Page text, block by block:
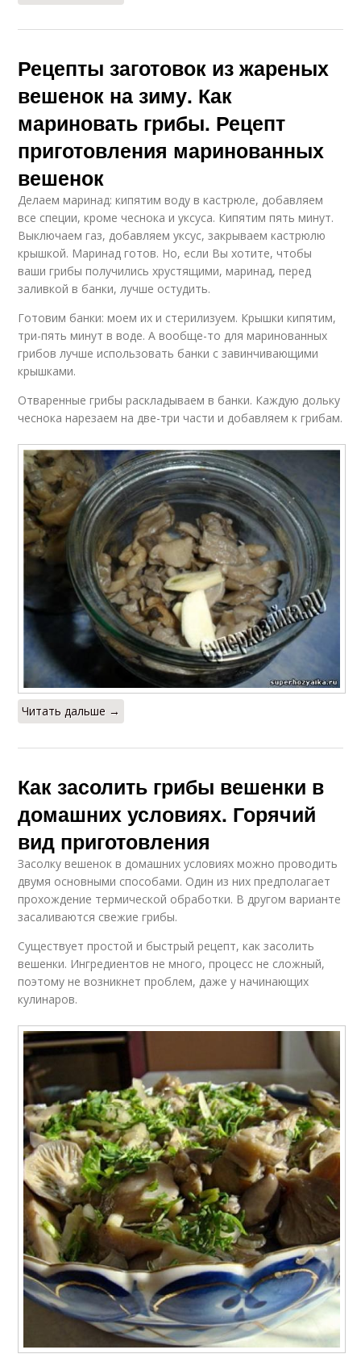
Рецепты заготовок из жареных
вешенок на зиму. Как
мариновать грибы. Рецепт
приготовления маринованных
вешенок
Делаем маринад: кипятим воду в кастрюле, добавляем
все специи, кроме чеснока и уксуса. Кипятим пять минут.
Выключаем газ, добавляем уксус, закрываем кастрюлю
крышкой. Маринад готов. Но, если Вы хотите, чтобы
ваши грибы получились хрустящими, маринад, перед
заливкой в банки, лучше остудить.
Готовим банки: моем их и стерилизуем. Крышки кипятим,
три-пять минут в воде. А вообще-то для маринованных
грибов лучше использовать банки с завинчивающими
крышками.
Отваренные грибы раскладываем в банки. Каждую дольку
чеснока нарезаем на две-три части и добавляем к грибам.
Читать дальше →
Как засолить грибы вешенки в
домашних условиях. Горячий
вид приготовления
Засолку вешенок в домашних условиях можно проводить
двумя основными способами. Один из них предполагает
прохождение термической обработки. В другом варианте
засаливаются свежие грибы.
Существует простой и быстрый рецепт, как засолить
вешенки. Ингредиентов не много, процесс не сложный,
поэтому не возникнет проблем, даже у начинающих
кулинаров.